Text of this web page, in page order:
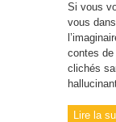
Si vous
vous
contes de
clichés
Lire la